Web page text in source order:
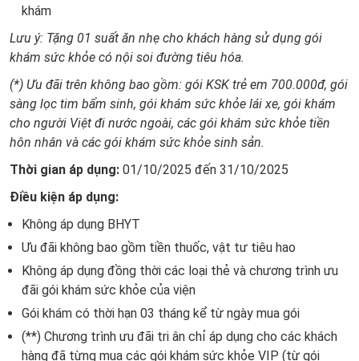
khám
Lưu ý: Tặng 01 suất ăn nhẹ cho khách hàng sử dụng gói
khám sức khỏe có nội soi đường tiêu hóa.
(*) Ưu đãi trên không bao gồm: gói KSK trẻ em 700.000đ, gói
sàng lọc tim bẩm sinh, gói khám sức khỏe lái xe, gói khám
cho người Việt đi nước ngoài, các gói khám sức khỏe tiền
hôn nhân và các gói khám sức khỏe sinh sản.
Thời gian áp dụng: 01/10/2025 đến 31/10/2025
Điều kiện áp dụng:
Không áp dụng BHYT
Ưu đãi không bao gồm tiền thuốc, vật tư tiêu hao
Không áp dụng đồng thời các loại thẻ và chương trình ưu
đãi gói khám sức khỏe của viện
Gói khám có thời hạn 03 tháng kể từ ngày mua gói
(**) Chương trình ưu đãi tri ân chỉ áp dụng cho các khách
hàng đã từng mua các gói khám sức khỏe VIP (từ gói